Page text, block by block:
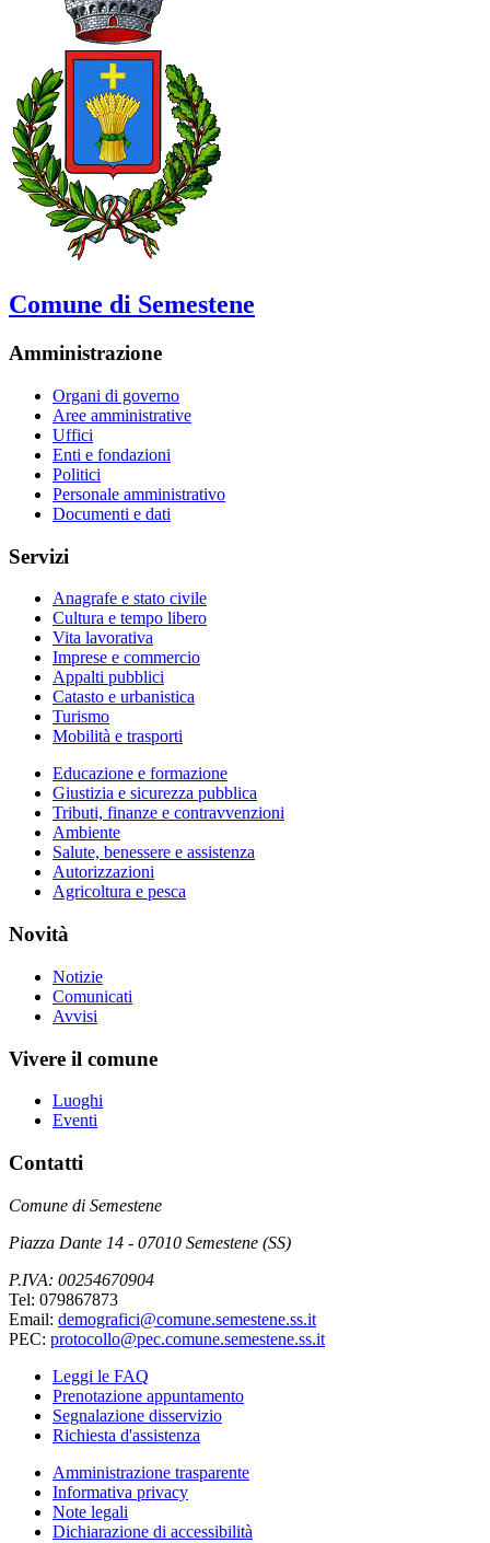
Comune di Semestene
Amministrazione
Organi di governo
Aree amministrative
Uffici
Enti e fondazioni
Politici
Personale amministrativo
Documenti e dati
Servizi
Anagrafe e stato civile
Cultura e tempo libero
Vita lavorativa
Imprese e commercio
Appalti pubblici
Catasto e urbanistica
Turismo
Mobilità e trasporti
Educazione e formazione
Giustizia e sicurezza pubblica
Tributi, finanze e contravvenzioni
Ambiente
Salute, benessere e assistenza
Autorizzazioni
Agricoltura e pesca
Novità
Notizie
Comunicati
Avvisi
Vivere il comune
Luoghi
Eventi
Contatti
Comune di Semestene
Piazza Dante 14 - 07010 Semestene (SS)
P.IVA: 00254670904
Tel: 079867873
Email: demografici@comune.semestene.ss.it
PEC: protocollo@pec.comune.semestene.ss.it
Leggi le FAQ
Prenotazione appuntamento
Segnalazione disservizio
Richiesta d'assistenza
Amministrazione trasparente
Informativa privacy
Note legali
Dichiarazione di accessibilità